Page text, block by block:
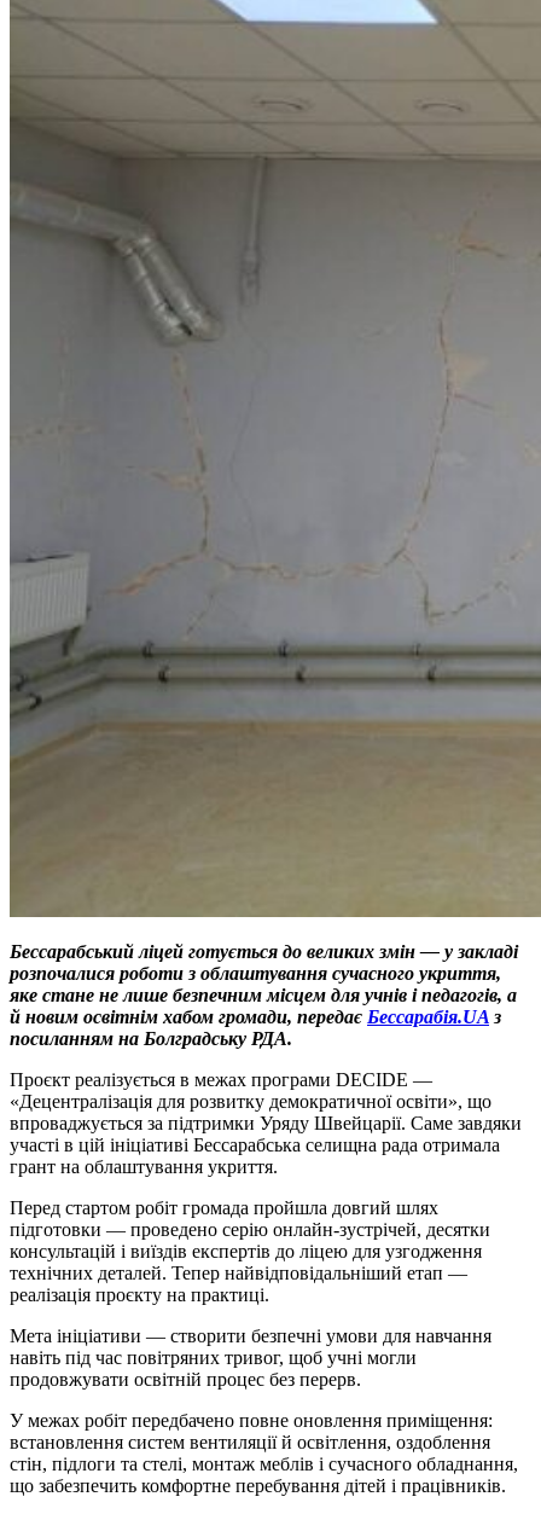
Бессарабський ліцей готується до великих змін — у закладі
розпочалися роботи з облаштування сучасного укриття,
яке стане не лише безпечним місцем для учнів і педагогів, а
й новим освітнім хабом громади, передає Бессарабія.UA з
посиланням на Болградську РДА.
Проєкт реалізується в межах програми DECIDE —
«Децентралізація для розвитку демократичної освіти», що
впроваджується за підтримки Уряду Швейцарії. Саме завдяки
участі в цій ініціативі Бессарабська селищна рада отримала
грант на облаштування укриття.
Перед стартом робіт громада пройшла довгий шлях
підготовки — проведено серію онлайн-зустрічей, десятки
консультацій і виїздів експертів до ліцею для узгодження
технічних деталей. Тепер найвідповідальніший етап —
реалізація проєкту на практиці.
Мета ініціативи — створити безпечні умови для навчання
навіть під час повітряних тривог, щоб учні могли
продовжувати освітній процес без перерв.
У межах робіт передбачено повне оновлення приміщення:
встановлення систем вентиляції й освітлення, оздоблення
стін, підлоги та стелі, монтаж меблів і сучасного обладнання,
що забезпечить комфортне перебування дітей і працівників.